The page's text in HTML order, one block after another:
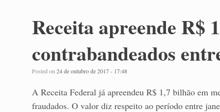
Receita apreende R$
contrabandeados
Posted on 24 de outubro de 2017 - 17:48
A Receita Federal já apreendeu R$ 1,7 bilhão em
fraudados. O valor diz respeito ao período entre